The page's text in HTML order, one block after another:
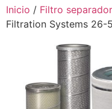
Inicio / Filtro separador
Filtration Systems 26-